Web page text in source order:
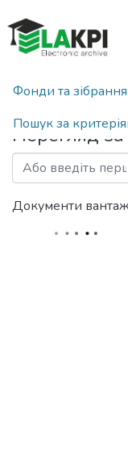
Фонди та зібрання
Пошук за
Головна
Перегляд
Документи